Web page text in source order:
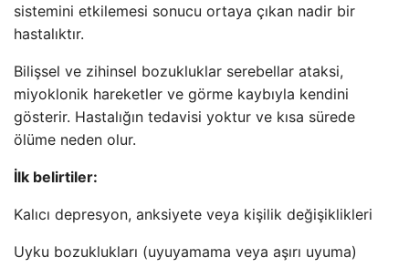
sistemini etkilemesi sonucu ortaya çıkan nadir bir
hastalıktır.
Bilişsel ve zihinsel bozukluklar serebellar ataksi,
miyoklonik hareketler ve görme kaybıyla kendini
gösterir. Hastalığın tedavisi yoktur ve kısa sürede
ölüme neden olur.
İlk belirtiler:
Kalıcı depresyon, anksiyete veya kişilik değişiklikleri
Uyku bozuklukları (uyuyamama veya aşırı uyuma)